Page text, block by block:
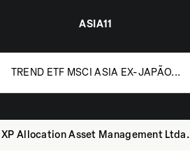
ASIA11
TREND ETF MSCI ASIA EX-JAPÃO...
XP Allocation Asset Management Ltda.